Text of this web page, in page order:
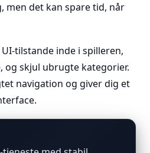
det kan spare tid, når
tilstande inde i spilleren,
og skjul ubrugte kategorier.
navigation og giver dig et